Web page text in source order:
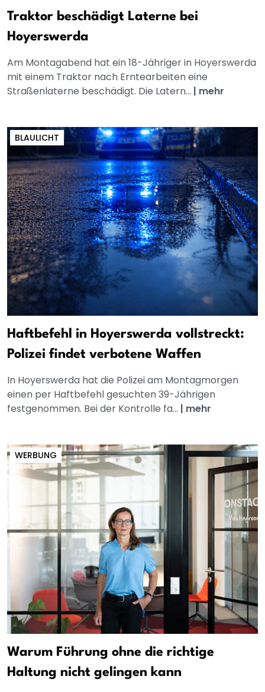
Traktor beschädigt Laterne bei
Hoyerswerda
Am Montagabend hat ein 18-Jähriger in Hoyerswerda
mit einem Traktor nach Erntearbeiten eine
Straßenlaterne beschädigt. Die Latern... | mehr
BLAULICHT
Haftbefehl in Hoyerswerda vollstreckt:
Polizei findet verbotene Waffen
In Hoyerswerda hat die Polizei am Montagmorgen
einen per Haftbefehl gesuchten 39-Jährigen
festgenommen. Bei der Kontrolle fa... | mehr
WERBUNG
Warum Führung ohne die richtige
Haltung nicht gelingen kann